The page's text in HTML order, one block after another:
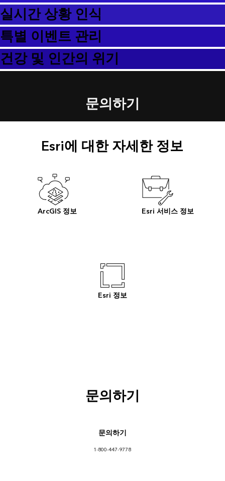
실시간 상황 인식
특별 이벤트 관리
건강 및 인간의 위기
문의하기
Esri에 대한 자세한 정보
ArcGIS 정보 Esri 서비스 정보
Esri 정보
문의하기
문의하기
1-800-447-9778